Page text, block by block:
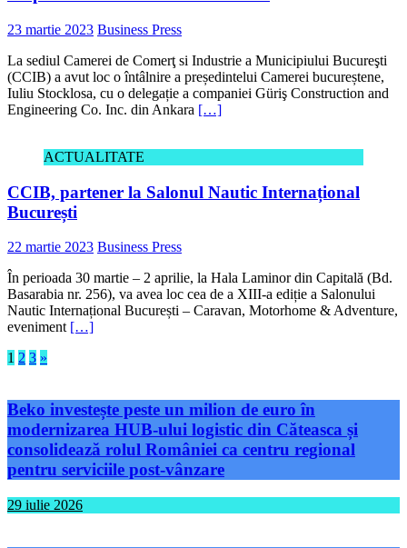
23 martie 2023 Business Press
La sediul Camerei de Comerţ si Industrie a Municipiului Bucureşti
(CCIB) a avut loc o întâlnire a președintelui Camerei bucureștene,
Iuliu Stocklosa, cu o delegație a companiei Güriş Construction and
Engineering Co. Inc. din Ankara […]
ACTUALITATE
CCIB, partener la Salonul Nautic Internațional
București
22 martie 2023 Business Press
În perioada 30 martie – 2 aprilie, la Hala Laminor din Capitală (Bd.
Basarabia nr. 256), va avea loc cea de a XIII-a ediție a Salonului
Nautic Internațional București – Caravan, Motorhome & Adventure,
eveniment […]
Paginație
1 2 3 »
Beko investește peste un milion de euro în
modernizarea HUB-ului logistic din Căteasca și
consolidează rolul României ca centru regional
pentru serviciile post-vânzare
29 iulie 2026